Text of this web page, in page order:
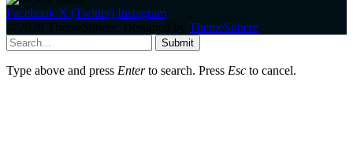
Facebook X (Twitter) Instagram
ThemeSphere
Submit
Type above and press Enterto search. Press Esc to cancel.